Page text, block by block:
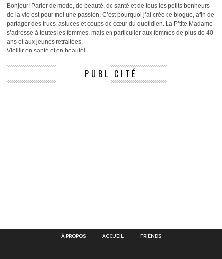
Bonjour! Parler de mode, de beauté, de santé et de tous les petits bonheurs
de la vie est pour moi une passion. C’est pourquoi j’ai créé ce blogue, afin de
partager des trucs, astuces et coups de cœur du quotidien. La P’tite Madame
s’adresse à toutes les femmes, mais en particulier aux femmes de plus de 40
ans et aux jeunes retraitées.
Vieillir en santé et en beauté!
PUBLICITÉ
À PROPOS ACCUEIL FRIENDS